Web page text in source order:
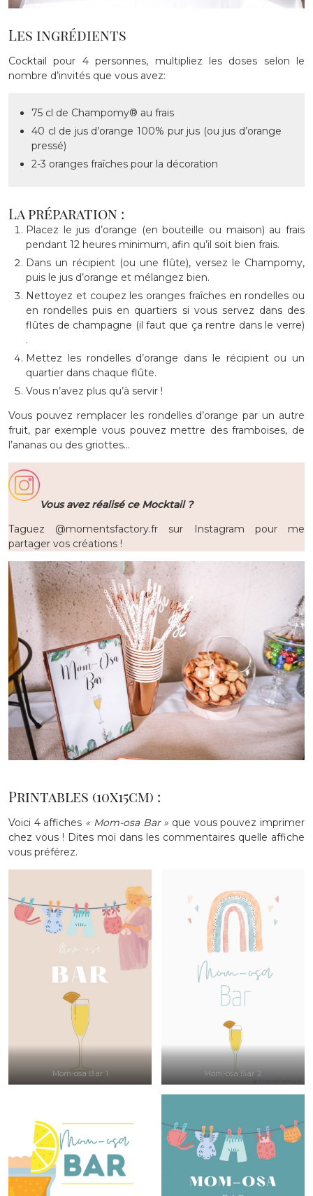
Les ingrédients
Cocktail pour 4 personnes, multipliez les doses selon le
nombre d’invités que vous avez:
75 cl de Champomy® au frais
40 cl de jus d’orange 100% pur jus (ou jus d’orange
pressé)
2-3 oranges fraîches pour la décoration
La préparation :
Placez le jus d’orange (en bouteille ou maison) au frais
pendant 12 heures minimum, afin qu’il soit bien frais.
Dans un récipient (ou une flûte), versez le Champomy,
puis le jus d’orange et mélangez bien.
Nettoyez et coupez les oranges fraîches en rondelles ou
en rondelles puis en quartiers si vous servez dans des
flûtes de champagne (il faut que ça rentre dans le verre)
.
Mettez les rondelles d’orange dans le récipient ou un
quartier dans chaque flûte.
Vous n’avez plus qu’à servir !
Vous pouvez remplacer les rondelles d’orange par un autre
fruit, par exemple vous pouvez mettre des framboises, de
l’ananas ou des griottes…
Vous avez réalisé ce Mocktail ?
Taguez @momentsfactory.fr sur Instagram pour me
partager vos créations !
Printables (10x15cm) :
Voici 4 affiches « Mom-osa Bar » que vous pouvez imprimer
chez vous ! Dites moi dans les commentaires quelle affiche
vous préférez.
Mom-osa Bar 1 Mom-osa Bar 2